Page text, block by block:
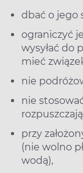
dbać o jego
ograniczyć
wysyłać do
mieć
nie
nie
przy
(nie wolno
wodą),